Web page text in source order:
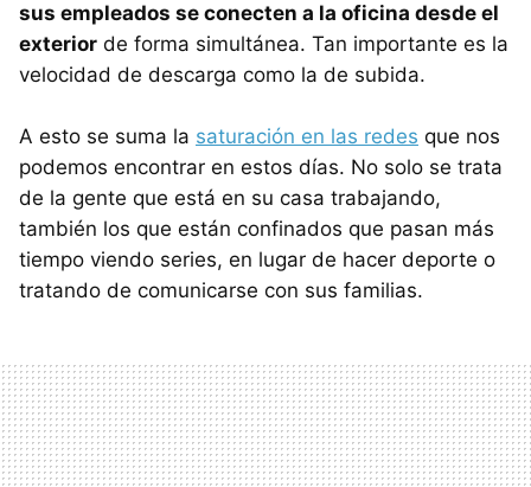
sus empleados se conecten a la oficina desde el
exterior de forma simultánea. Tan importante es la
velocidad de descarga como la de subida.
A esto se suma la saturación en las redes que nos
podemos encontrar en estos días. No solo se trata
de la gente que está en su casa trabajando,
también los que están confinados que pasan más
tiempo viendo series, en lugar de hacer deporte o
tratando de comunicarse con sus familias.